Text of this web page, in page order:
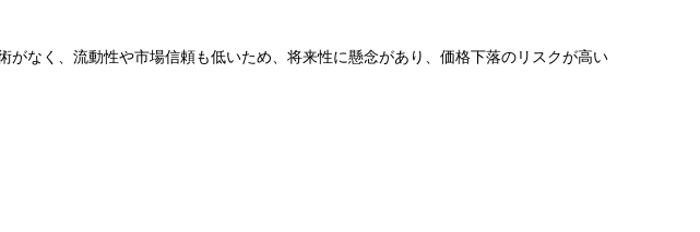
なく、流動性や市場信頼も低いため、将来性に懸念があり、価格下落のリスクが高い